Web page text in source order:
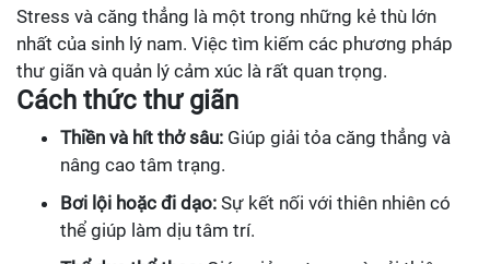
Stress và căng thẳng là một trong những kẻ thù lớn
nhất của sinh lý nam. Việc tìm kiếm các phương pháp
thư giãn và quản lý cảm xúc là rất quan trọng.
Cách thức thư giãn
Thiền và hít thở sâu: Giúp giải tỏa căng thẳng và
nâng cao tâm trạng.
Bơi lội hoặc đi dạo: Sự kết nối với thiên nhiên có
thể giúp làm dịu tâm trí.